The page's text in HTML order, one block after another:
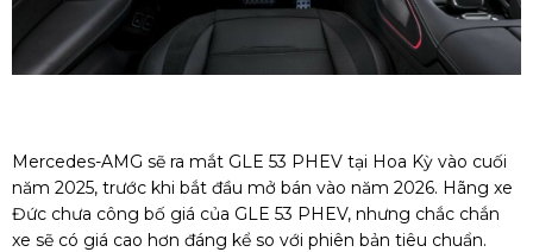
Mercedes-AMG sẽ ra mắt GLE 53 PHEV tại Hoa Kỳ vào cuối
năm 2025, trước khi bắt đầu mở bán vào năm 2026. Hãng xe
Đức chưa công bố giá của GLE 53 PHEV, nhưng chắc chắn
xe sẽ có giá cao hơn đáng kể so với phiên bản tiêu chuẩn.